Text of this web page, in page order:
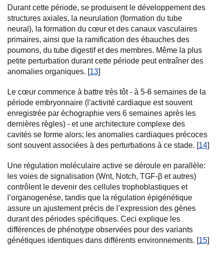
Durant cette période, se produisent le développement des
structures axiales, la neurulation (formation du tube
neural), la formation du cœur et des canaux vasculaires
primaires, ainsi que la ramification des ébauches des
poumons, du tube digestif et des membres. Même la plus
petite perturbation durant cette période peut entraîner des
anomalies organiques. [13]
Le cœur commence à battre très tôt - à 5-6 semaines de la
période embryonnaire (l'activité cardiaque est souvent
enregistrée par échographie vers 6 semaines après les
dernières règles) - et une architecture complexe des
cavités se forme alors; les anomalies cardiaques précoces
sont souvent associées à des perturbations à ce stade. [14]
Une régulation moléculaire active se déroule en parallèle:
les voies de signalisation (Wnt, Notch, TGF-β et autres)
contrôlent le devenir des cellules trophoblastiques et
l’organogenèse, tandis que la régulation épigénétique
assure un ajustement précis de l’expression des gènes
durant des périodes spécifiques. Ceci explique les
différences de phénotype observées pour des variants
génétiques identiques dans différents environnements. [15]